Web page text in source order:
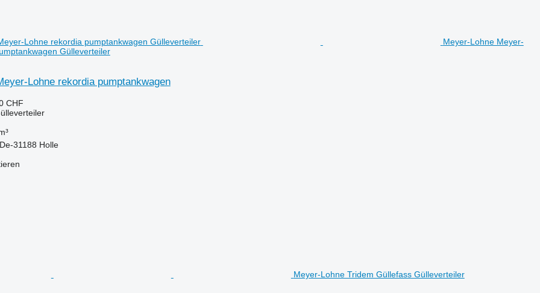
Meyer-Lohne Meyer-
Gülleverteiler
Lohne rekordia pumptankwagen
CHF
31188 Holle
Meyer-Lohne Tridem Güllefass Gülleverteiler